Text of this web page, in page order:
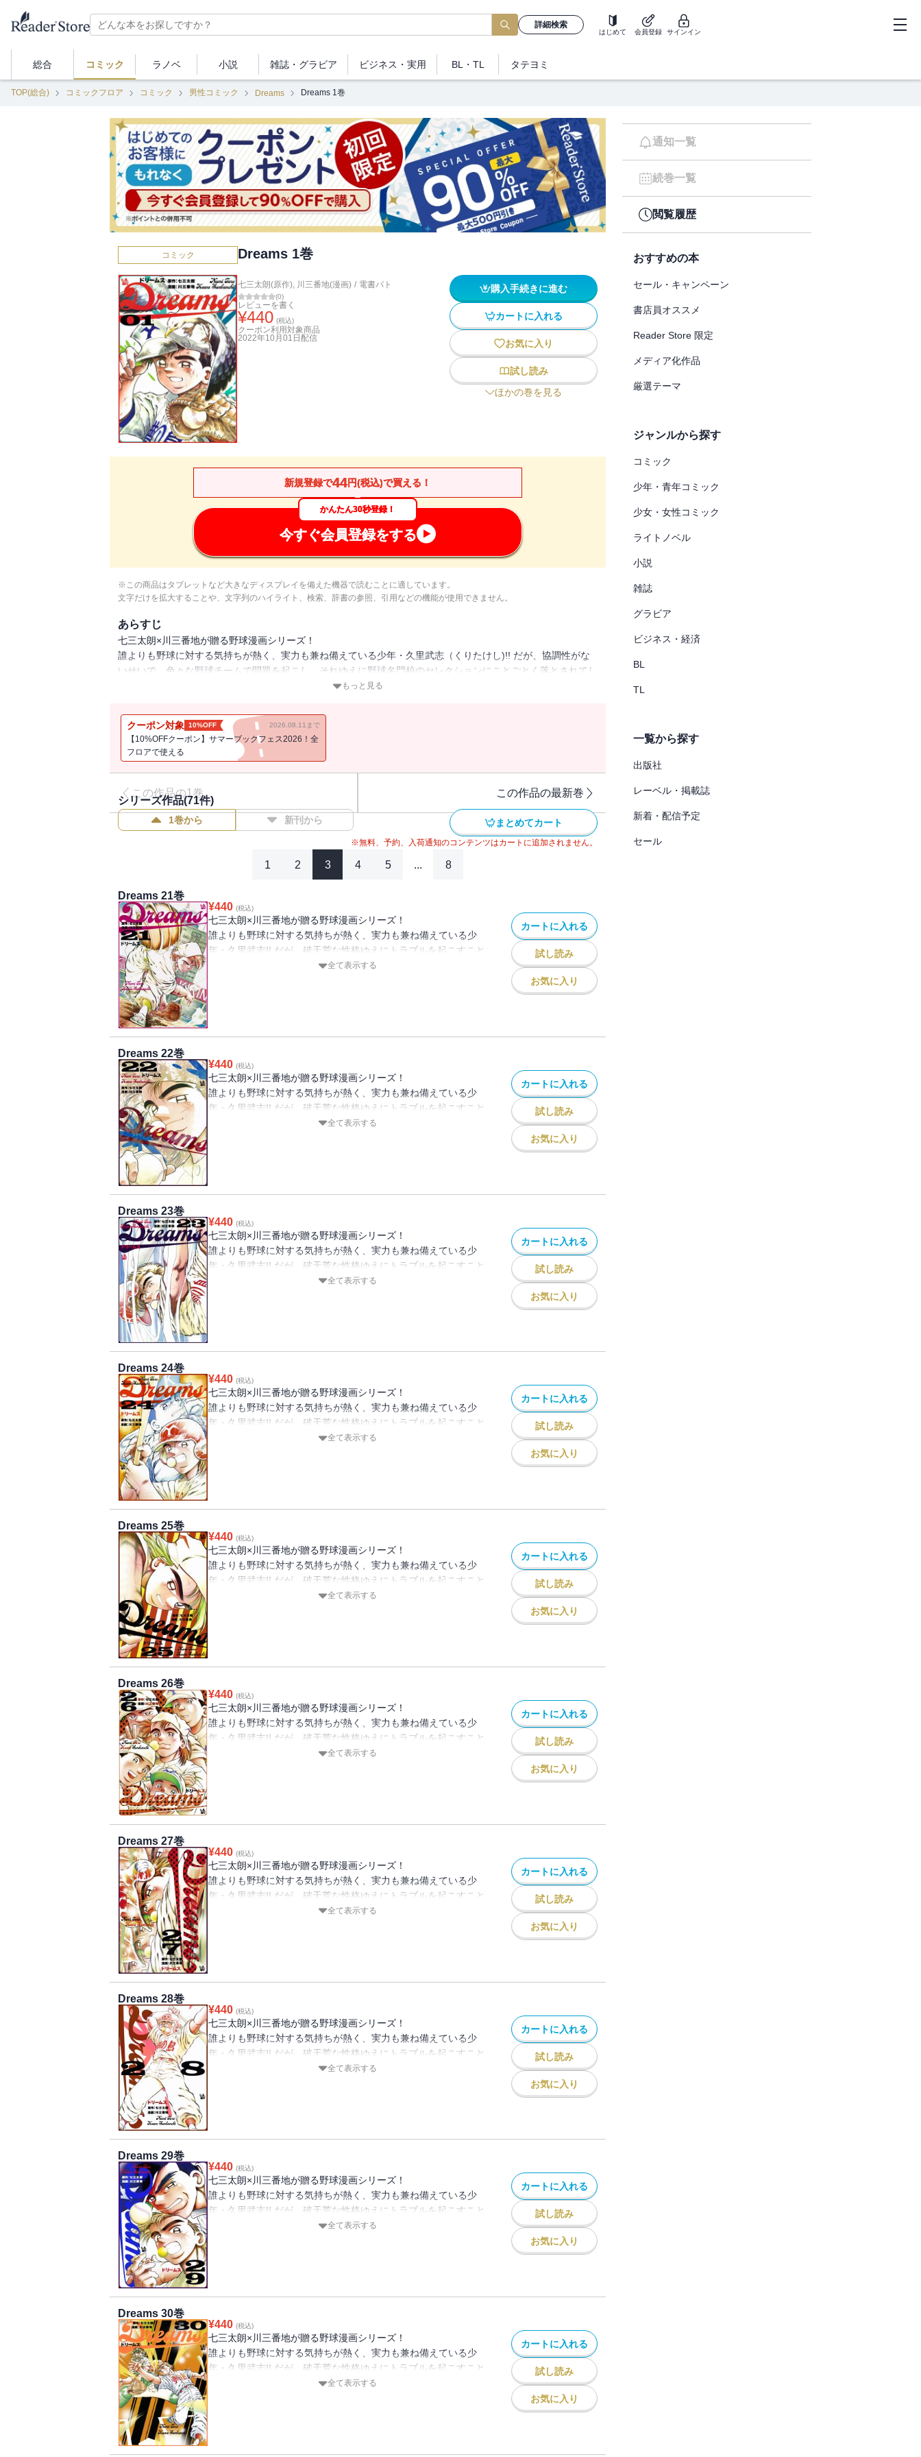
詳細検索
はじめて 会員登録 サインイン
総合 コミック ラノベ 小説 雑誌・ グラビア ビジネス ・実用 BL・TL タテヨミ
TOP(総合) コミックフロア コミック 男性コミック Dreams Dreams 1巻
コミック Dreams 1巻
七三太朗(原作), 川三番地(漫画) / 電書バト
(0)
レビューを書く
¥440 (税込)
クーポン利用対象商品
2022年10月01日 配信
購入手続きに進む
カートに入れる
お気に入り
試し読み
ほかの巻を見る
新規登録で44円(税込)で買える！
かんたん30秒登録！
今すぐ会員登録をする
※この商品はタブレットなど大きなディスプレイを備えた機器で読むことに適しています。
文字だけを拡大することや、文字列のハイライト、検索、辞書の参照、引用などの機能が使用できません。
あらすじ
七三太朗×川三番地が贈る野球漫画シリーズ！
誰よりも野球に対する気持ちが熱く、実力も兼ね備えている少年・久里武志（くりたけし)!! だが、協調性がな
いせいで、色々な野球チームで問題を起こし、それゆえに野球名門校のセレクションにことごとく落とされてし
まう。最後に受けた、実績も伝統もブランドもない夢の島高校でも暴れてしまい、入学できないかと思いきや、
久里武志の高校野球生活が今始まる！
もっと見る
クーポン対象 10%OFF 2026.08.11まで
【10%OFFクーポン】サマーブックフェス2026！全
フロアで使える
この作品の1巻 この作品の最新巻
シリーズ作品(71件)
1巻から 新刊から まとめてカート
※無料、予約、入荷通知のコンテンツはカートに追加されません。
1 2 3 4 5 ... 8
Dreams 21巻
¥440 (税込)
七三太朗×川三番地が贈る野球漫画シリーズ！
誰よりも野球に対する気持ちが熱く、実力も兼ね備えている少
年・久里武志!! だが、破天荒な性格ゆえにトラブルを起こすこと
もしばしば。そんな彼が夢の島ナインと共に甲子園優勝を目指す
べ、常陽は余裕の表情。
全て表示する
カートに入れる
試し読み
お気に入り
Dreams 22巻
¥440 (税込)
七三太朗×川三番地が贈る野球漫画シリーズ！
誰よりも野球に対する気持ちが熱く、実力も兼ね備えている少
年・久里武志!! だが、破天荒な性格ゆえにトラブルを起こすこと
もしばしば。そんな彼が夢の島ナインと共に甲子園優勝を目指す
ランを打つという玉木が待っていた！！
全て表示する
カートに入れる
試し読み
お気に入り
Dreams 23巻
¥440 (税込)
七三太朗×川三番地が贈る野球漫画シリーズ！
誰よりも野球に対する気持ちが熱く、実力も兼ね備えている少
年・久里武志!! だが、破天荒な性格ゆえにトラブルを起こすこと
もしばしば。そんな彼が夢の島ナインと共に甲子園優勝を目指す
全て表示する
カートに入れる
試し読み
お気に入り
Dreams 24巻
¥440 (税込)
七三太朗×川三番地が贈る野球漫画シリーズ！
誰よりも野球に対する気持ちが熱く、実力も兼ね備えている少
年・久里武志!! だが、破天荒な性格ゆえにトラブルを起こすこと
もしばしば。そんな彼が夢の島ナインと共に甲子園優勝を目指す
われる翼成・生田に久里が挑む。生田に対抗するため木製バット
全て表示する
カートに入れる
試し読み
お気に入り
Dreams 25巻
¥440 (税込)
七三太朗×川三番地が贈る野球漫画シリーズ！
誰よりも野球に対する気持ちが熱く、実力も兼ね備えている少
年・久里武志!! だが、破天荒な性格ゆえにトラブルを起こすこと
もしばしば。そんな彼が夢の島ナインと共に甲子園優勝を目指す
される。さらに４番バッターに控えるのは、久里の宿命のライバ
この大ピンチ、久里はどんな“非常識野球”で立ち向かうのか！？
全て表示する
カートに入れる
試し読み
お気に入り
Dreams 26巻
¥440 (税込)
七三太朗×川三番地が贈る野球漫画シリーズ！
誰よりも野球に対する気持ちが熱く、実力も兼ね備えている少
年・久里武志!! だが、破天荒な性格ゆえにトラブルを起こすこと
もしばしば。そんな彼が夢の島ナインと共に甲子園優勝を目指す
の豪爆打線も負けていなかった。さらに、翼成にはこの試合に負
全て表示する
カートに入れる
試し読み
お気に入り
Dreams 27巻
¥440 (税込)
七三太朗×川三番地が贈る野球漫画シリーズ！
誰よりも野球に対する気持ちが熱く、実力も兼ね備えている少
年・久里武志!! だが、破天荒な性格ゆえにトラブルを起こすこと
もしばしば。そんな彼が夢の島ナインと共に甲子園優勝を目指す
の秘策で２点リードしている翼成を逆転することができるの
全て表示する
カートに入れる
試し読み
お気に入り
Dreams 28巻
¥440 (税込)
七三太朗×川三番地が贈る野球漫画シリーズ！
誰よりも野球に対する気持ちが熱く、実力も兼ね備えている少
年・久里武志!! だが、破天荒な性格ゆえにトラブルを起こすこと
もしばしば。そんな彼が夢の島ナインと共に甲子園優勝を目指す
勝利はどちらに――！？
全て表示する
カートに入れる
試し読み
お気に入り
Dreams 29巻
¥440 (税込)
七三太朗×川三番地が贈る野球漫画シリーズ！
誰よりも野球に対する気持ちが熱く、実力も兼ね備えている少
年・久里武志!! だが、破天荒な性格ゆえにトラブルを起こすこと
もしばしば。そんな彼が夢の島ナインと共に甲子園優勝を目指す
続奪三振記録を破ろうとしていた。対する生田も３打席連続ホー
漢（おとこ）達の熱い戦い、勝利はどちらの手に！？
全て表示する
カートに入れる
試し読み
お気に入り
Dreams 30巻
¥440 (税込)
七三太朗×川三番地が贈る野球漫画シリーズ！
誰よりも野球に対する気持ちが熱く、実力も兼ね備えている少
年・久里武志!! だが、破天荒な性格ゆえにトラブルを起こすこと
もしばしば。そんな彼が夢の島ナインと共に甲子園優勝を目指す
全て表示する
カートに入れる
試し読み
お気に入り
通知一覧
続巻一覧
閲覧履歴
おすすめの本
セール・キャンペーン
書店員オススメ
Reader Store 限定
メディア化作品
厳選テーマ
ジャンルから探す
コミック
少年・青年コミック
少女・女性コミック
ライトノベル
小説
雑誌
グラビア
ビジネス・経済
BL
TL
一覧から探す
出版社
レーベル・掲載誌
新着・配信予定
セール